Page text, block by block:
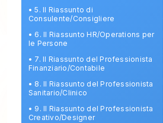
•5. Il Riassunto di
Consulente/Consigliere
• 6. Il Riassunto HR/Operations per
le Persone
• 7. Il Riassunto del Professionista
Finanziario/Contabile
• 8. Il Riassunto del Professionista
Sanitario/Clinico
• 9. Il Riassunto del Professionista
Creativo/Designer